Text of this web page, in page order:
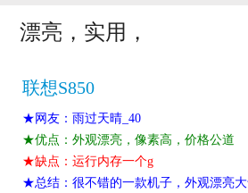
漂亮，实用，
联想S850
★网友：雨过天晴_40
★优点：外观漂亮，像素高，价格公道
★缺点：运行内存一个g
★总结：很不错的一款机子，外观漂亮